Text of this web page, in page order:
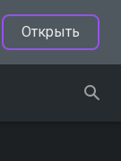
Открыть